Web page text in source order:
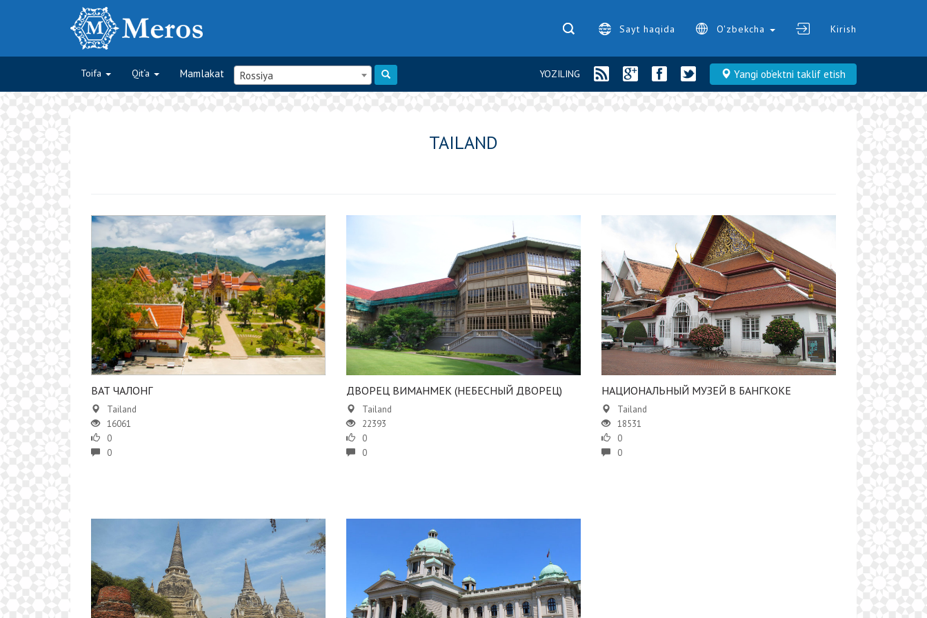
Sayt haqida O'zbekcha Kirish
Toifa Qit‘a Mamlakat Rossiya Yangi ob‘ektni taklif etish
YOZILING
TAILAND
ВАТ ЧАЛОНГ
Tailand
16061
0
0
ДВОРЕЦ ВИМАНМЕК (НЕБЕСНЫЙ ДВОРЕЦ)
Tailand
22393
0
0
НАЦИОНАЛЬНЫЙ МУЗЕЙ В БАНГКОКЕ
Tailand
18531
0
0